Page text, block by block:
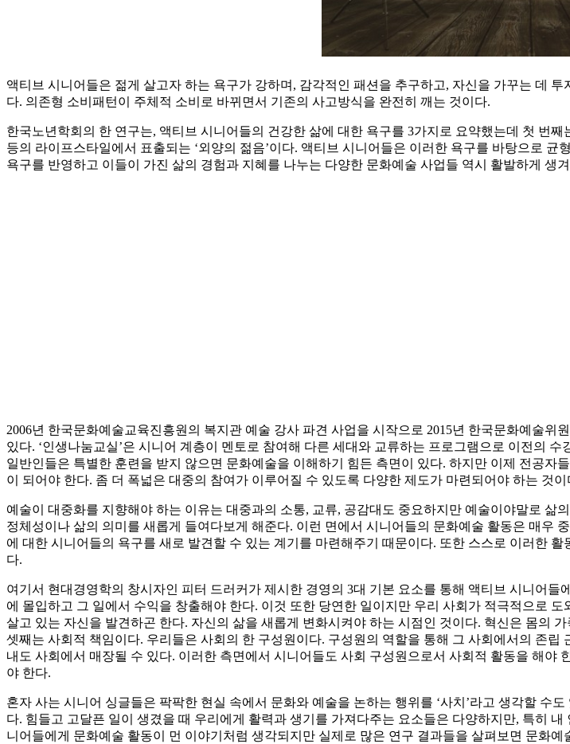
액티브 시니어들은 젊게 살고자 하는 욕구가 강하며, 감각적인 패션을 추구하고, 자신을 가꾸는 데
다. 의존형 소비패턴이 주체적 소비로 바뀌면서 기존의 사고방식을 완전히 깨는 것이다.
한국노년학회의 한 연구는, 액티브 시니어들의 건강한 삶에 대한 욕구를 3가지로 요약했는데 첫 번
등의 라이프스타일에서 표출되는 ‘외양의 젊음’이다. 액티브 시니어들은 이러한 욕구를 바탕으로
욕구를 반영하고 이들이 가진 삶의 경험과 지혜를 나누는 다양한 문화예술 사업들 역시 활발하게 생
2006년 한국문화예술교육진흥원의 복지관 예술 강사 파견 사업을 시작으로 2015년 한국문화예술
있다. ‘인생나눔교실’은 시니어 계층이 멘토로 참여해 다른 세대와 교류하는 프로그램으로 이전의
일반인들은 특별한 훈련을 받지 않으면 문화예술을 이해하기 힘든 측면이 있다. 하지만 이제 전공
이 되어야 한다. 좀 더 폭넓은 대중의 참여가 이루어질 수 있도록 다양한 제도가 마련되어야 하는 것이
예술이 대중화를 지향해야 하는 이유는 대중과의 소통, 교류, 공감대도 중요하지만 예술이야말로
정체성이나 삶의 의미를 새롭게 들여다보게 해준다. 이런 면에서 시니어들의 문화예술 활동은 매우
에 대한 시니어들의 욕구를 새로 발견할 수 있는 계기를 마련해주기 때문이다. 또한 스스로 이러한
다.
여기서 현대경영학의 창시자인 피터 드러커가 제시한 경영의 3대 기본 요소를 통해 액티브 시니어
에 몰입하고 그 일에서 수익을 창출해야 한다. 이것 또한 당연한 일이지만 우리 사회가 적극적으로
살고 있는 자신을 발견하곤 한다. 자신의 삶을 새롭게 변화시켜야 하는 시점인 것이다. 혁신은 몸의
셋째는 사회적 책임이다. 우리들은 사회의 한 구성원이다. 구성원의 역할을 통해 그 사회에서의 존
내도 사회에서 매장될 수 있다. 이러한 측면에서 시니어들도 사회 구성원으로서 사회적 활동을 해
야 한다.
혼자 사는 시니어 싱글들은 팍팍한 현실 속에서 문화와 예술을 논하는 행위를 ‘사치’라고 생각할 수
다. 힘들고 고달픈 일이 생겼을 때 우리에게 활력과 생기를 가져다주는 요소들은 다양하지만, 특히
니어들에게 문화예술 활동이 먼 이야기처럼 생각되지만 실제로 많은 연구 결과들을 살펴보면 문화